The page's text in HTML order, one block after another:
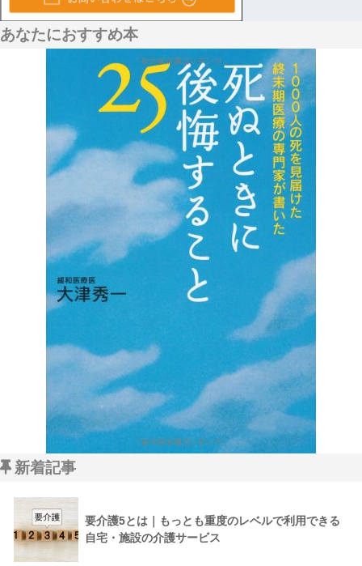
あなたにおすすめ本
新着記事
要介護5とは｜もっとも重度のレベルで利用できる
自宅・施設の介護サービス